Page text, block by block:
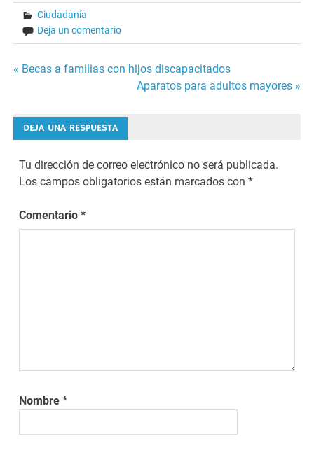
Ciudadanía
Deja un comentario
Navegación
entradas
« Becas a familias con hijos discapacitados
Aparatos para adultos mayores »
DEJA UNA RESPUESTA
Tu dirección de correo electrónico no será publicada.
Los campos obligatorios están marcados con*
Comentario*
Nombre*